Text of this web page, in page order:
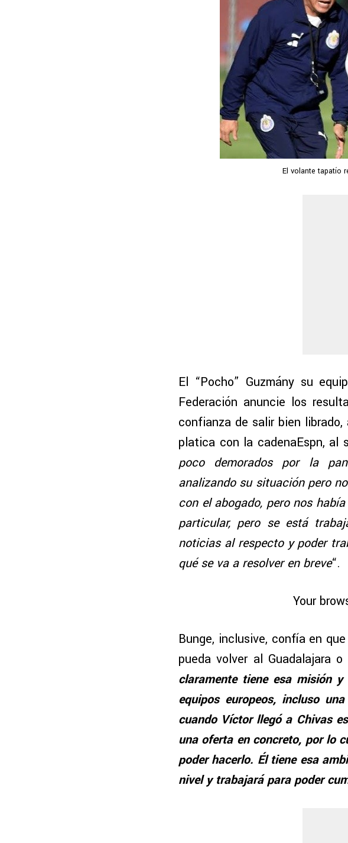
El volante tapatío
El “Pocho” Guzmány su
Federación anuncie los
confianza de salir bien
platica con la cadenaEspn, al
poco demorados por la
analizando su situación pero
con el abogado, pero nos
particular, pero se está
noticias al respecto y poder
qué se va a resolver en breve“.
Your
Bunge, inclusive, confía en
pueda volver al Guadalajara
claramente tiene esa misión
equipos europeos, incluso
cuando Víctor llegó a Chivas
una oferta en concreto, por lo
poder hacerlo. Él tiene esa
nivel y trabajará para poder